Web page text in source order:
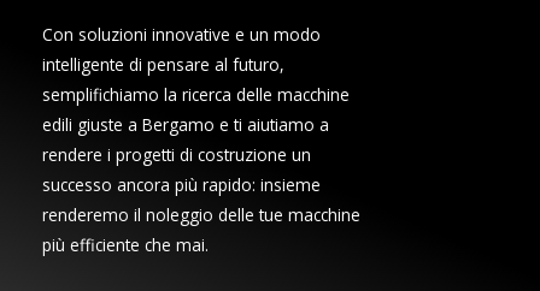
Con soluzioni innovative e un modo
intelligente di pensare al futuro,
semplifichiamo la ricerca delle macchine
edili giuste a Bergamo e ti aiutiamo a
rendere i progetti di costruzione un
successo ancora più rapido: insieme
renderemo il noleggio delle tue macchine
più efficiente che mai.